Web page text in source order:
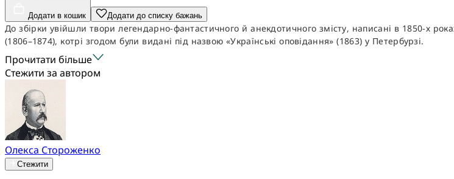
Додати в кошик Додати до списку бажань
До збірки увійшли твори легендарно-фантастичного й анекдотичного змісту, написані в 1850-х
(1806–1874), котрі згодом були видані під назвою «Українські оповідання» (1863) у Петербурзі.
Прочитати більше
Стежити за автором
Олекса Стороженко
Стежити